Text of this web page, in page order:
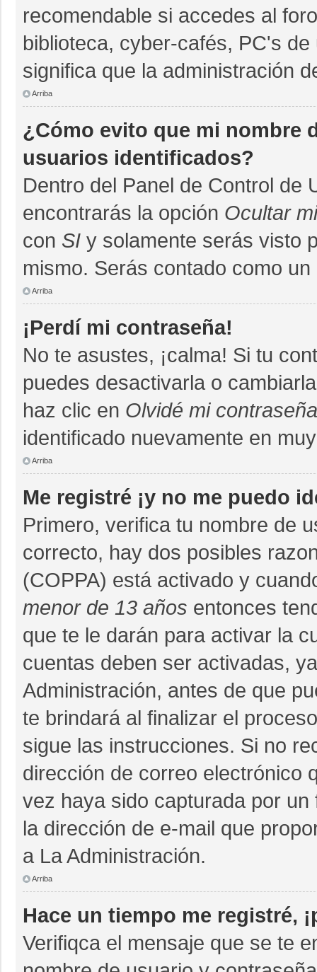
recomendable si accedes al
biblioteca, cyber-cafés, PC's
significa que la administración
Arriba
¿Cómo evito que mi nombre
usuarios identificados?
Dentro del Panel de Control de
encontrarás la opción Ocultar
con SI y solamente serás visto
mismo. Serás contado como
Arriba
¡Perdí mi contraseña!
No te asustes, ¡calma! Si tu
puedes desactivarla o
haz clic en Olvidé mi contraseña
identificado nuevamente en
Arriba
Me registré ¡y no me puedo
Primero, verifica tu nombre de
correcto, hay dos posibles
(COPPA) está activado y
menor de 13 años entonces
que te le darán para activar la
cuentas deben ser activadas,
Administración, antes de que
te brindará al finalizar el
sigue las instrucciones. Si no
dirección de correo electrónico
vez haya sido capturada por
la dirección de e-mail que
a La Administración.
Arriba
Hace un tiempo me registré,
Verifiqca el mensaje que se te